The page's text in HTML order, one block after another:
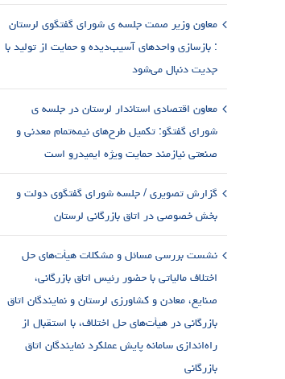
معاون وزیر صمت جلسه ی شورای گفتگوی لرستان
: بازسازی واحدهای آسیب‌دیده و حمایت از تولید با
جدیت دنبال می‌شود
معاون اقتصادی استاندار لرستان در جلسه ی
شورای گفتگو: تکمیل طرح‌های نیمه‌تمام معدنی و
صنعتی نیازمند حمایت ویژه ایمیدرو است
گزارش تصویری / جلسه شورای گفتگوی دولت و
بخش خصوصی در اتاق بازرگانی لرستان
نشست بررسی مسائل و مشکلات هیأت‌های حل
اختلاف مالیاتی با حضور رئیس اتاق بازرگانی،
صنایع، معادن و کشاورزی لرستان و نمایندگان اتاق
بازرگانی در هیأت‌های حل اختلاف، با استقبال از
راه‌اندازی سامانه پایش عملکرد نمایندگان اتاق
بازرگانی